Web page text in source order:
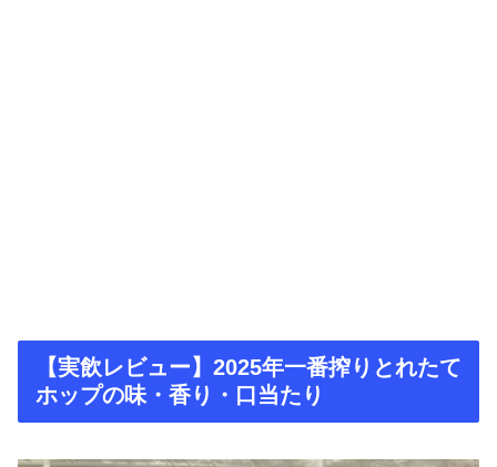
【実飲レビュー】2025年一番搾りとれたて
ホップの味・香り・口当たり